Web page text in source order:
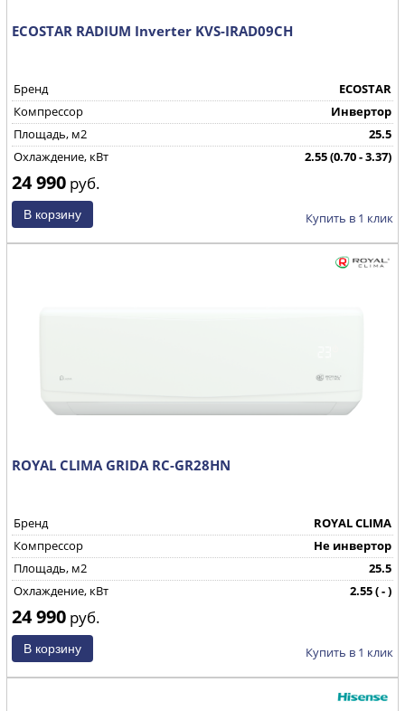
ECOSTAR RADIUM Inverter KVS-IRAD09CH
Бренд
ECOSTAR
Компрессор
Инвертор
Площадь, м2
25.5
Охлаждение, кВт
2.55 (0.70 - 3.37)
Страна производства
24 990 руб.
Купить в 1 клик
ROYAL CLIMA GRIDA RC-GR28HN
Бренд
ROYAL CLIMA
Компрессор
Не инвертор
Площадь, м2
25.5
Охлаждение, кВт
2.55 ( - )
Страна производства
24 990 руб.
Купить в 1 клик